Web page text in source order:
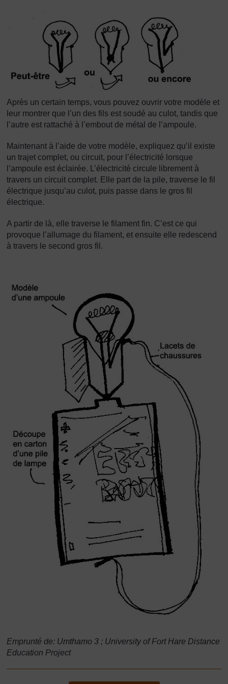
Après un certain temps, vous pouvez ouvrir votre modèle et
leur montrer que l’un des fils est soudé au culot, tandis que
l’autre est rattaché à l’embout de métal de l’ampoule.
Maintenant à l’aide de votre modèle, expliquez qu’il existe
un trajet complet, ou circuit, pour l’électricité lorsque
l’ampoule est éclairée. L’électricité circule librement à
travers un circuit complet. Elle part de la pile, traverse le fil
électrique jusqu’au culot, puis passe dans le gros fil
électrique.
A partir de là, elle traverse le filament fin. C’est ce qui
provoque l’allumage du filament, et ensuite elle redescend
à travers le second gros fil.
Emprunté de: Umthamo 3 ; University of Fort Hare Distance
Education Project